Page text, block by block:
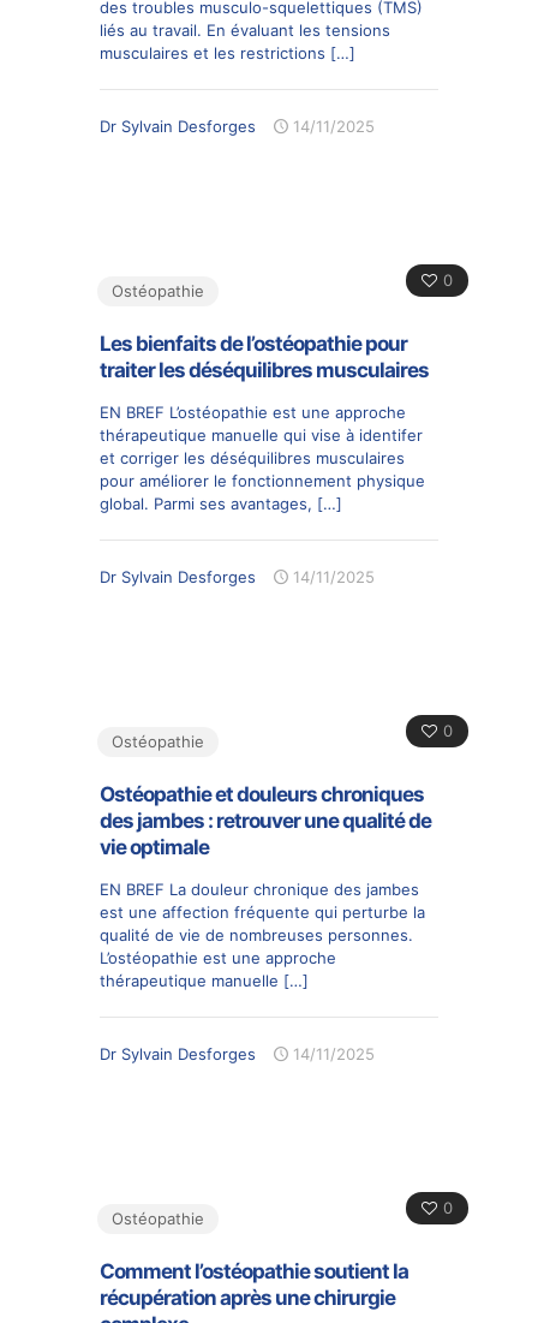
des troubles musculo-squelettiques (TMS)
liés au travail. En évaluant les tensions
musculaires et les restrictions […]
Dr Sylvain Desforges 14/11/2025
0
Ostéopathie
Les bienfaits de l’ostéopathie pour
traiter les déséquilibres musculaires
EN BREF L’ostéopathie est une approche
thérapeutique manuelle qui vise à identifer
et corriger les déséquilibres musculaires
pour améliorer le fonctionnement physique
global. Parmi ses avantages, […]
Dr Sylvain Desforges 14/11/2025
0
Ostéopathie
Ostéopathie et douleurs chroniques
des jambes : retrouver une qualité de
vie optimale
EN BREF La douleur chronique des jambes
est une affection fréquente qui perturbe la
qualité de vie de nombreuses personnes.
L’ostéopathie est une approche
thérapeutique manuelle […]
Dr Sylvain Desforges 14/11/2025
0
Ostéopathie
Comment l’ostéopathie soutient la
récupération après une chirurgie